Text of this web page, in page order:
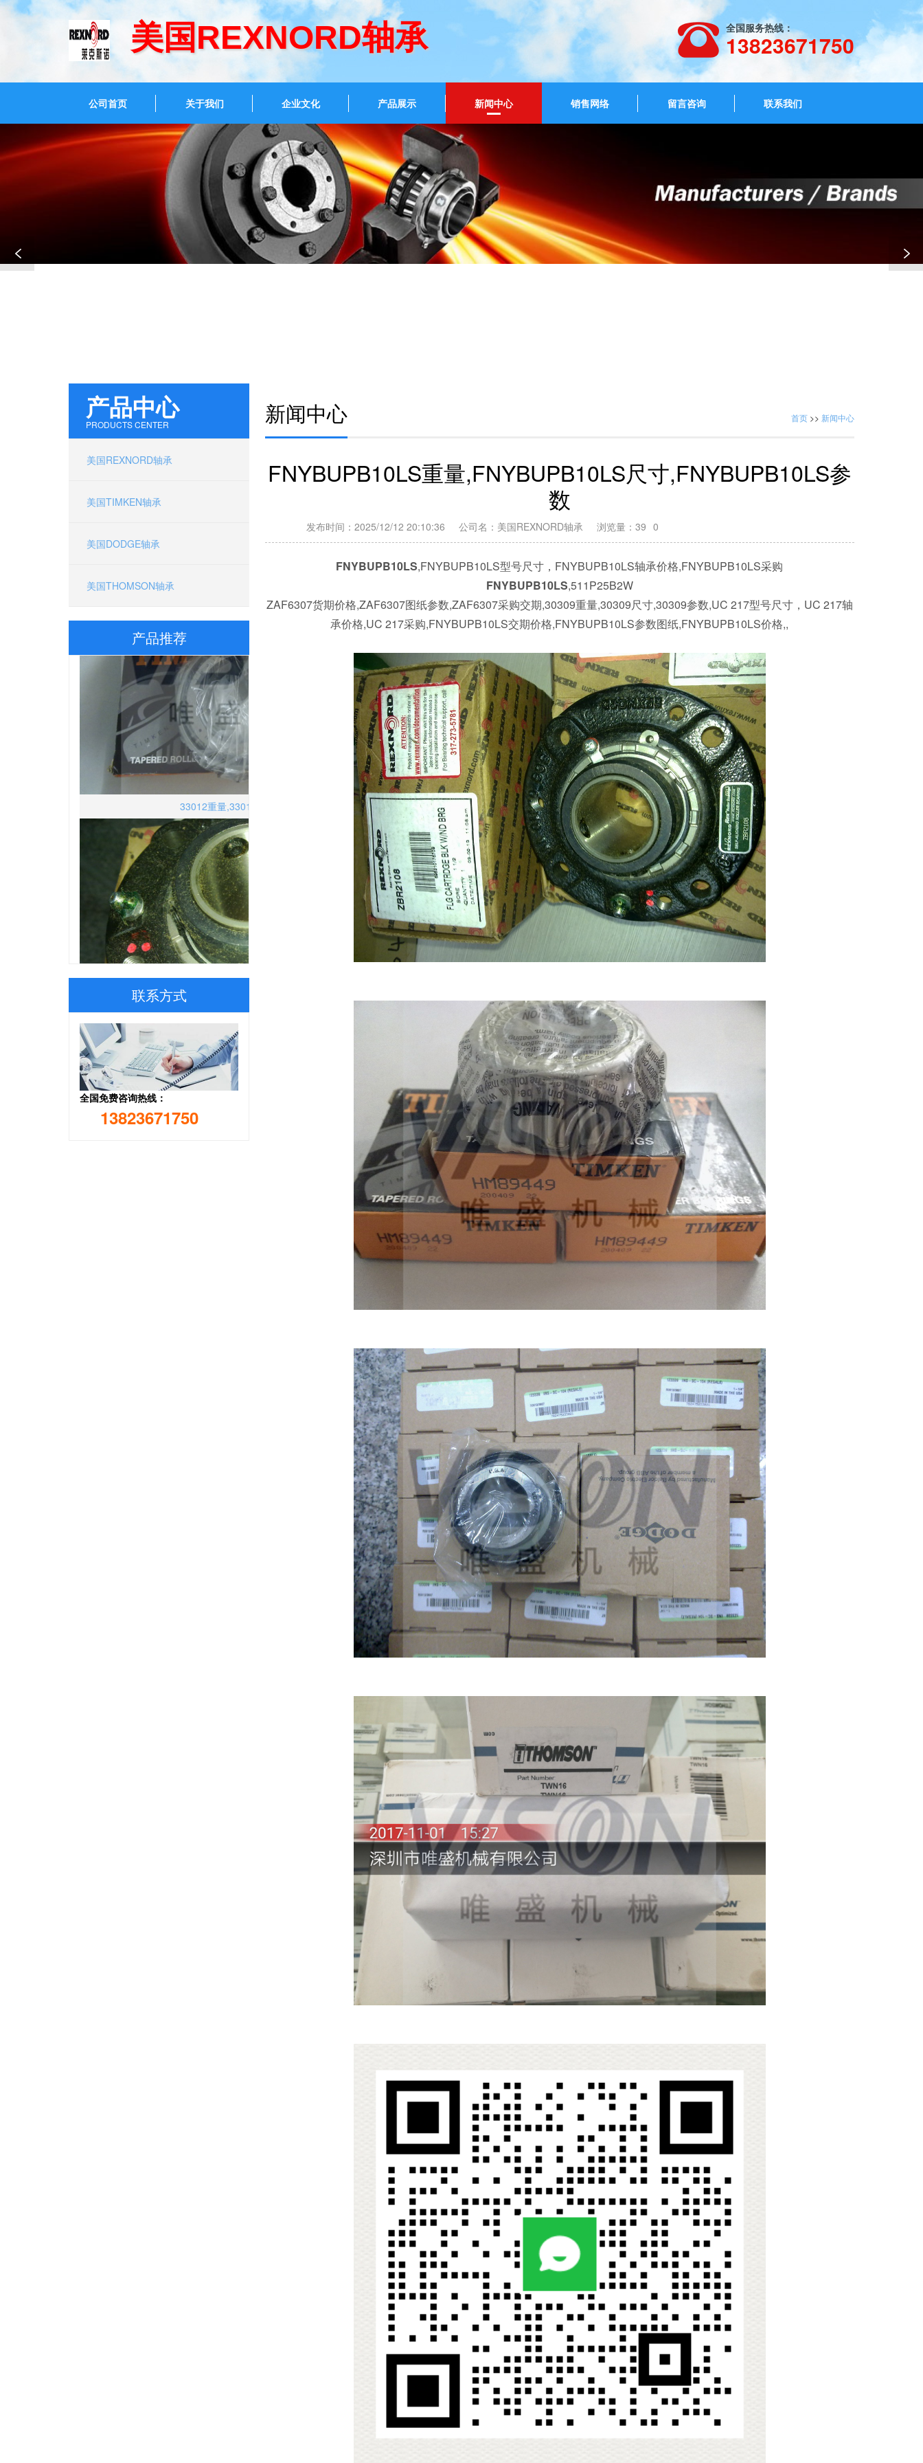
美国REXNORD轴承 全国服务热线：
13823671750
公司首页 关于我们 企业文化 产品展示 新闻中心 销售网络 留言咨询 联系我们
产品中心
PRODUCTS CENTER
美国REXNORD轴承
美国TIMKEN轴承
美国DODGE轴承
美国THOMSON轴承
产品推荐
33012重量,33012尺寸,33012参数
ZA2203F重量,ZA2203F尺寸,ZA2203F参数
ZA2200F图纸,ZA2200F 采购价格ZA2200F,ZA2200F货期
FNYBUPBO20LS货期价格,FNYBUPBO20LS图纸参数,FNYBUPBO20LS采购交期
联系方式
全国免费咨询热线：
13823671750
首页>> 新闻中心
新闻中心
FNYBUPB10LS重量,FNYBUPB10LS尺寸,FNYBUPB10LS参
数
发布时间：2025/12/12 20:10:36 公司名：美国REXNORD轴承 浏览量：39 0
FNYBUPB10LS,FNYBUPB10LS型号尺寸，FNYBUPB10LS轴承价格,FNYBUPB10LS采购
FNYBUPB10LS,511P25B2W
ZAF6307货期价格,ZAF6307图纸参数,ZAF6307采购交期,30309重量,30309尺寸,30309参数,UC 217型号尺寸，UC 217轴
承价格,UC 217采购,FNYBUPB10LS交期价格,FNYBUPB10LS参数图纸,FNYBUPB10LS价格,,